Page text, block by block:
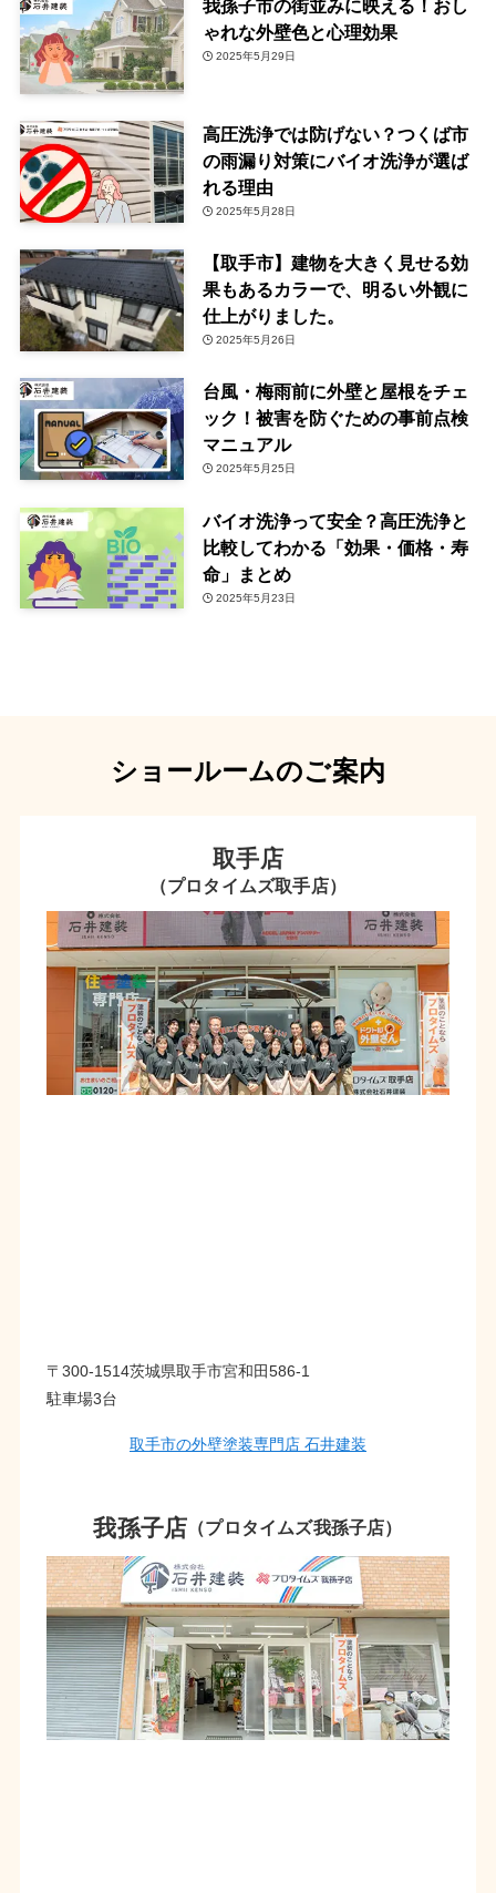
我孫子市の街並みに映える！おし
ゃれな外壁色と心理効果
2025年5月29日
高圧洗浄では防げない？つくば市
の雨漏り対策にバイオ洗浄が選ば
れる理由
2025年5月28日
【取手市】建物を大きく見せる効
果もあるカラーで、明るい外観に
仕上がりました。
2025年5月26日
台風・梅雨前に外壁と屋根をチェ
ック！被害を防ぐための事前点検
マニュアル
2025年5月25日
バイオ洗浄って安全？高圧洗浄と
比較してわかる「効果・価格・寿
命」まとめ
2025年5月23日
ショールームのご案内
取手店
（プロタイムズ取手店）
〒300-1514茨城県取手市宮和田586-1
駐車場3台
取手市の外壁塗装専門店 石井建装
我孫子店 （プロタイムズ我孫子店）